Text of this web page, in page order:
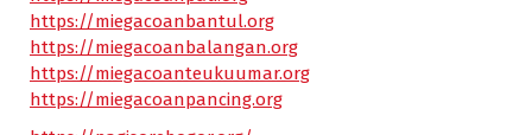
https://miegacoanbantul.org
https://miegacoanbalangan.org
https://miegacoanteukuumar.org
https://miegacoanpancing.org